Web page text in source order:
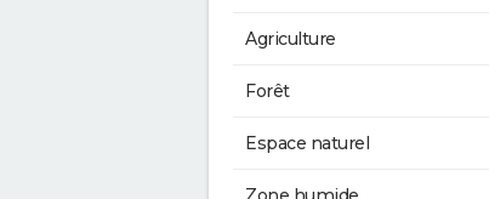
Agriculture
Forêt
Espace naturel